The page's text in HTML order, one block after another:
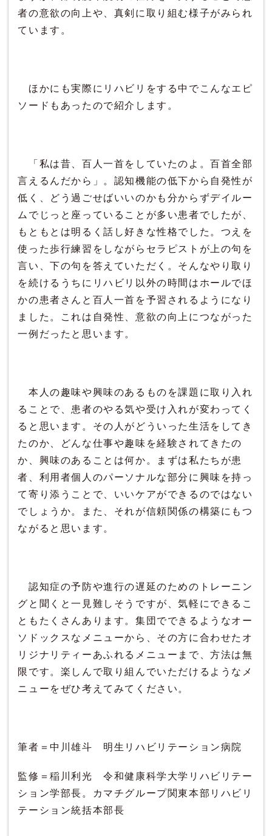
者の意欲の向上や、真剣に取り組む様子がみられ
ています。
ほかにも実際にリハビリをする中でこんなエピ
ソードもあったので紹介します。
「私は昔、百人一首をしていたのよ。百首全部
言えるんだから」。認知機能の低下から自発性が
低く、どう過ごせばいいのかも分からずデイルー
ムでじっと座っていることが多い患者でしたが、
もともとは明るく話し好きな性格でした。つえを
使った歩行練習をしながらセラピストが上の句を
言い、下の句を答えていただく。そんなやり取り
を続けるうちにリハビリ以外の時間はホールでほ
かの患者さんと百人一首を予習されるようになり
ました。これは自発性、意欲の向上につながった
一例だったと思います。
本人の趣味や興味のあるものを課題に取り入れ
ることで、患者のやる気や受け入れが変わってく
ると思います。その人がどういった生活をしてき
たのか、どんな仕事や趣味を経験されてきたの
か、興味のあることは何か。まずは私たちが患
者、利用者個人のパーソナルな部分に興味を持っ
て寄り添うことで、いいケアができるのではない
でしょうか。また、それが信頼関係の構築にもつ
ながると思います。
認知症の予防や進行の遅延のためのトレーニン
グと聞くと一見難しそうですが、気軽にできるこ
ともたくさんあります。集団でできるようなオー
ソドックスなメニューから、その方に合わせたオ
リジナリティーあふれるメニューまで、方法は無
限です。楽しんで取り組んでいただけるようなメ
ニューをぜひ考えてみてください。
筆者＝中川雄斗 明生リハビリテーション病院
監修＝稲川利光 令和健康科学大学リハビリテー
ション学部長。カマチグループ関東本部リハビリ
テーション統括本部長